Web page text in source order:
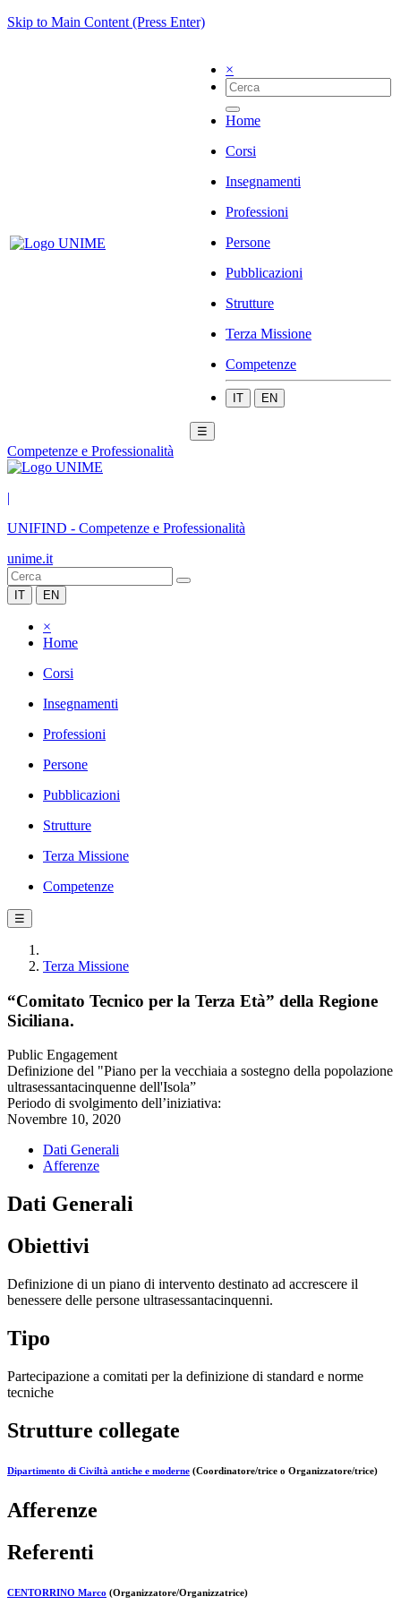
Skip to Main Content (Press Enter)
×
Home
Corsi
Insegnamenti
Professioni
Persone
Pubblicazioni
Strutture
Terza Missione
Competenze
IT EN
☰
Competenze e Professionalità
|
UNIFIND - Competenze e Professionalità
unime.it
IT EN
×
Home
Corsi
Insegnamenti
Professioni
Persone
Pubblicazioni
Strutture
Terza Missione
Competenze
☰
Terza Missione
“Comitato Tecnico per la Terza Età” della Regione
Siciliana.
Public Engagement
Definizione del "Piano per la vecchiaia a sostegno della popolazione
ultrasessantacinquenne dell'Isola”
Periodo di svolgimento dell’iniziativa:
Novembre 10, 2020
Dati Generali
Afferenze
Dati Generali
Obiettivi
Definizione di un piano di intervento destinato ad accrescere il
benessere delle persone ultrasessantacinquenni.
Tipo
Partecipazione a comitati per la definizione di standard e norme
tecniche
Strutture collegate
Dipartimento di Civiltà antiche e moderne (Coordinatore/trice o Organizzatore/trice)
Afferenze
Referenti
CENTORRINO Marco (Organizzatore/Organizzatrice)